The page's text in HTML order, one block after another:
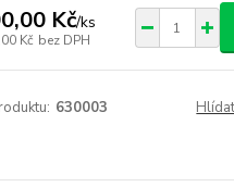
Kč/ks
Kč bez DPH
630003